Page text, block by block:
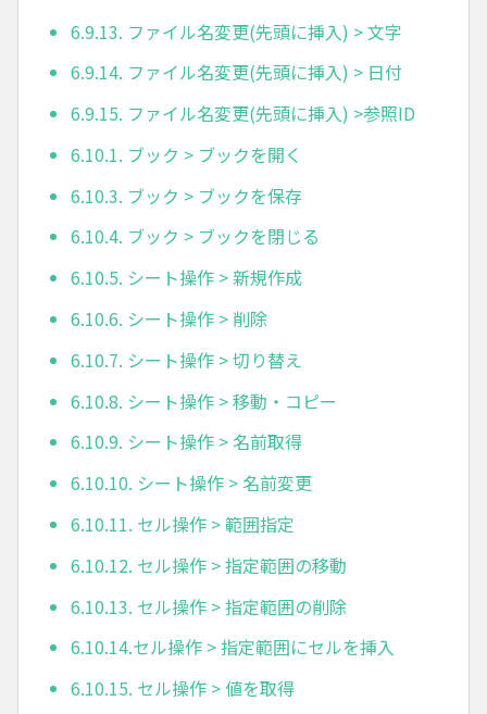
6.9.13. ファイル名変更(先頭に挿入) > 文字
6.9.14. ファイル名変更(先頭に挿入) > 日付
6.9.15. ファイル名変更(先頭に挿入) >参照ID
6.10.1. ブック > ブックを開く
6.10.3. ブック > ブックを保存
6.10.4. ブック > ブックを閉じる
6.10.5. シート操作 > 新規作成
6.10.6. シート操作 > 削除
6.10.7. シート操作 > 切り替え
6.10.8. シート操作 > 移動・コピー
6.10.9. シート操作 > 名前取得
6.10.10. シート操作 > 名前変更
6.10.11. セル操作 > 範囲指定
6.10.12. セル操作 > 指定範囲の移動
6.10.13. セル操作 > 指定範囲の削除
6.10.14.セル操作 > 指定範囲にセルを挿入
6.10.15. セル操作 > 値を取得